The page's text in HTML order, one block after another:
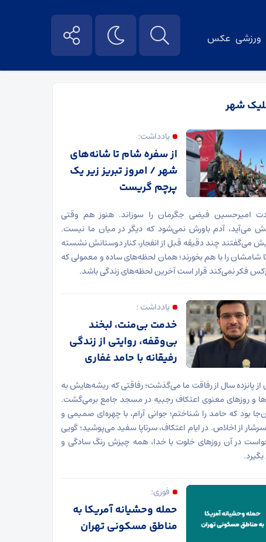
ورزشی عکس
شهر
یادداشت:
از سفره شام تا شانه‌های
شهر / امروز تبریز زیر یک
پرچم گریست
امیرحسین فیضی جگرمان را سوزاند. هنوز هم وقتی
می‌آید، آدم باورش نمی‌شود که دیگر در میان ما نیست.
می‌گفتند چند دقیقه قبل از انفجار، کنار دوستانش نشسته
شامشان را با هم بخورند؛ همان لحظه‌های ساده و معمولی که
فکر نمی‌کند قرار است آخرین لحظه‌های زندگی باشد.
یادداشت :
خدمت بی‌منت، لبخند
بی‌وقفه، روایتی از زندگی
رفیقانه با حامد غفاری
پانزده سال از رفاقت ما می‌گذشت؛ رفاقتی که ریشه‌هایش به
و روزهای معنوی اعتکاف رجبیه در مسجد جامع برمی‌گشت.
بود که حامد را شناختم؛ جوانی آرام، با چهره‌ای صمیمی و
از اخلاص. در ایام اعتکاف، سرتاپا سفید می‌پوشید؛ گویی
در آن روزهای خلوت با خدا، همه چیزش رنگ سادگی و
فوری:
حمله وحشیانه آمریکا به
مناطق مسکونی تهران